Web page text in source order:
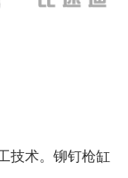
技术。铆钉枪缸